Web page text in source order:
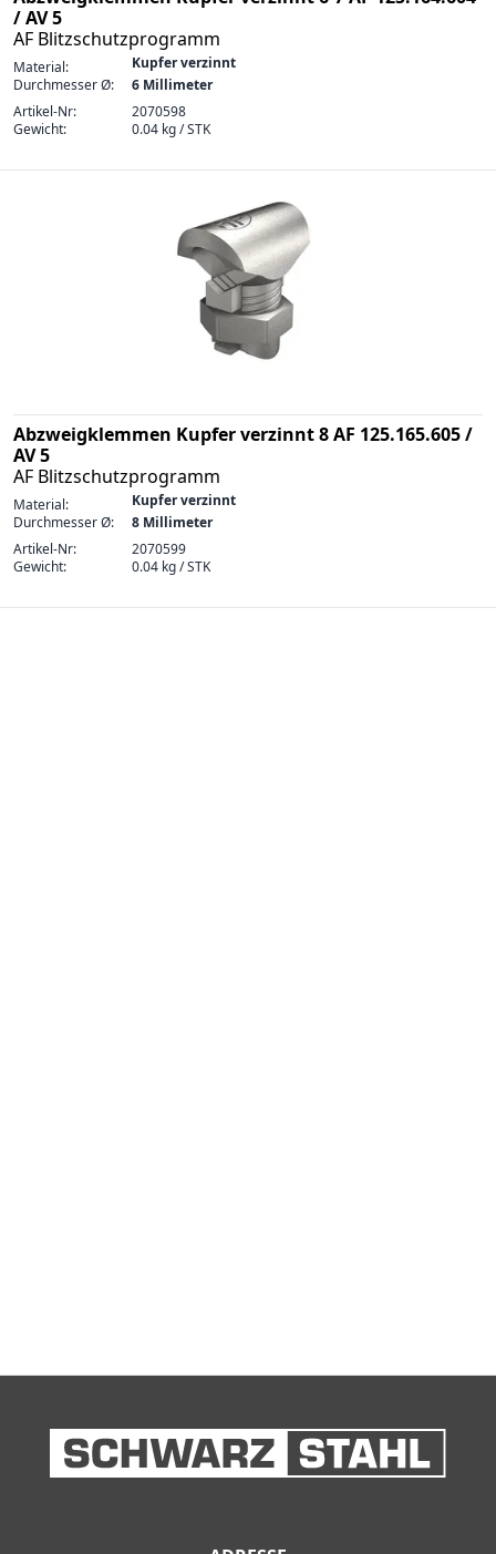
/ AV 5
AF Blitzschutzprogramm
Material:
Kupfer verzinnt
Durchmesser Ø:
6 Millimeter
Artikel-Nr:
2070598
Gewicht:
0.04 kg / STK
Abzweigklemmen Kupfer verzinnt 8 AF 125.165.605 /
AV 5
AF Blitzschutzprogramm
Material:
Kupfer verzinnt
Durchmesser Ø:
8 Millimeter
Artikel-Nr:
2070599
Gewicht:
0.04 kg / STK